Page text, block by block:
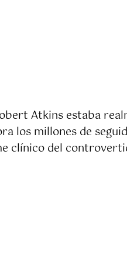
Atkins estaba
los millones de
clínico del